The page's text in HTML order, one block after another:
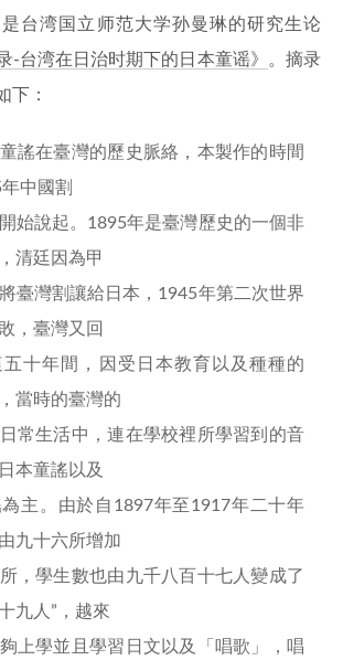
台湾国立师范大学孙曼琳的研究生论
-台湾在日治时期下的日本童谣》 。摘录
下：
謠在臺灣的歷史脈絡，本製作的時間
中國割
始說起。1895年是臺灣歷史的一個非
清廷因為甲
臺灣割讓給日本，1945年第二次世界
，臺灣又回
十年間，因受日本教育以及種種的
當時的臺灣的
常生活中，連在學校裡所學習到的音
本童謠以及
主。由於自1897年至1917年二十年
九十六所增加
，學生數也由九千八百十七人變成了
九人”，越來
上學並且學習日文以及「唱歌」，唱